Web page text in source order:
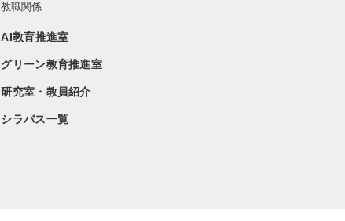
教職関係
AI教育推進室
グリーン教育推進室
研究室・教員紹介
シラバス一覧